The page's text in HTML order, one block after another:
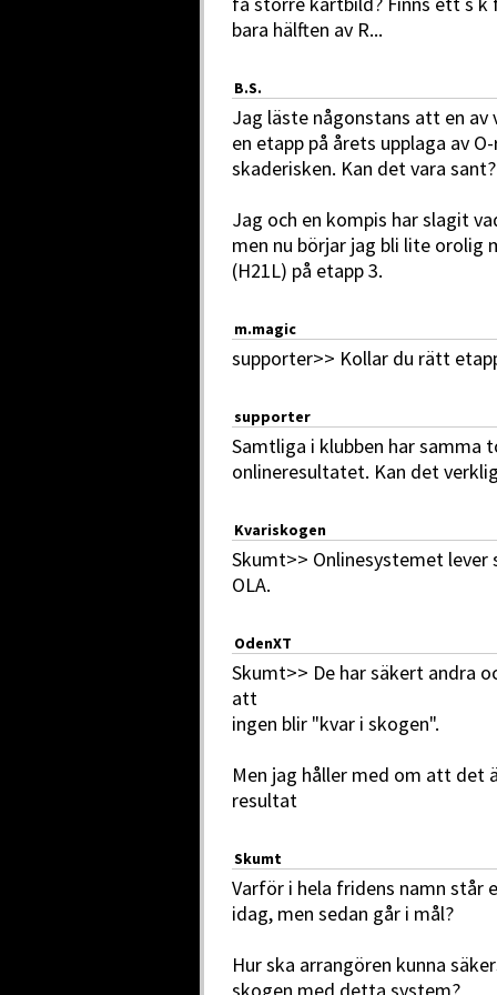
bara hälften av R...
B.S.
Jag läste någonstans att en
en etapp på årets upplaga av
skaderisken. Kan det vara sant?
Jag och en kompis har slagit
men nu börjar jag bli lite orolig
(H21L) på etapp 3.
m.magic
supporter>> Kollar du rätt
supporter
Samtliga i klubben har samma
onlineresultatet. Kan det
Kvariskogen
Skumt>> Onlinesystemet
OLA.
OdenXT
Skumt>> De har säkert andra
att
ingen blir "kvar i skogen".
Men jag håller med om att det
resultat
Skumt
Varför i hela fridens namn står
idag, men sedan går i mål?
Hur ska arrangören kunna